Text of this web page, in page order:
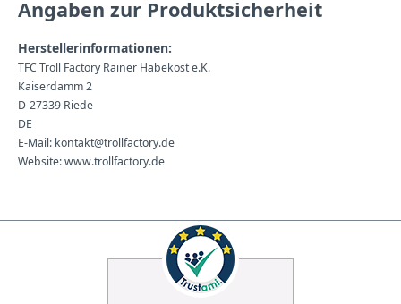
Angaben zur Produktsicherheit
Herstellerinformationen:
TFC Troll Factory Rainer Habekost e.K.
Kaiserdamm 2
D-27339 Riede
DE
E-Mail: kontakt@trollfactory.de
Website: www.trollfactory.de